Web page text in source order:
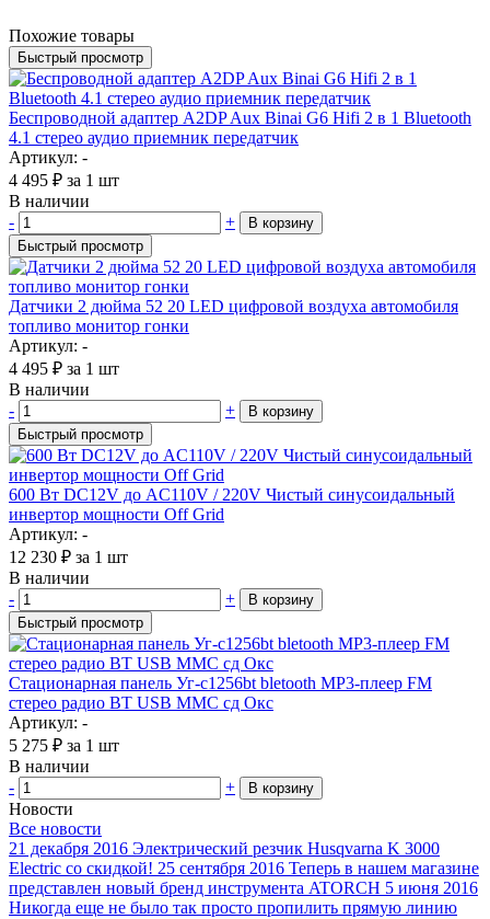
Похожие товары
Быстрый просмотр
Беспроводной адаптер A2DP Aux Binai G6 Hifi 2 в 1 Bluetooth
4.1 стерео аудио приемник передатчик
Артикул: -
4 495 ₽ за 1 шт
В наличии
-
+
В корзину
Быстрый просмотр
Датчики 2 дюйма 52 20 LED цифровой воздуха автомобиля
топливо монитор гонки
Артикул: -
4 495 ₽ за 1 шт
В наличии
-
+
В корзину
Быстрый просмотр
600 Вт DC12V до AC110V / 220V Чистый синусоидальный
инвертор мощности Off Grid
Артикул: -
12 230 ₽ за 1 шт
В наличии
-
+
В корзину
Быстрый просмотр
Стационарная панель Уг-c1256bt bletooth MP3-плеер FM
стерео радио BT USB ММС сд Окс
Артикул: -
5 275 ₽ за 1 шт
В наличии
-
+ В корзину
Новости
Все новости
21 декабря 2016 Электрический резчик Husqvarna K 3000
Electric со скидкой! 25 сентября 2016 Теперь в нашем магазине
представлен новый бренд инструмента ATORCH 5 июня 2016
Никогда еще не было так просто пропилить прямую линию